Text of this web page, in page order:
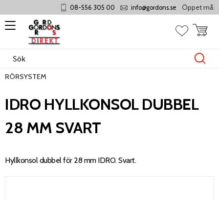
Meny
08-556 305 00 info@gordons.se Öppet måndag
Favoriter
RÖRSYSTEM
IDRO HYLLKONSOL DUBBEL
28 MM SVART
Hyllkonsol dubbel för 28 mm IDRO. Svart.